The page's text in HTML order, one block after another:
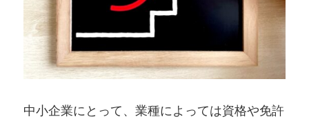
中小企業にとって、業種によっては資格や免許